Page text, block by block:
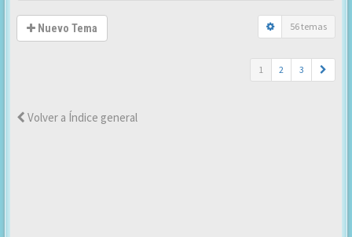
Nuevo Tema 56 temas
1 2 3
Volver a Índice general